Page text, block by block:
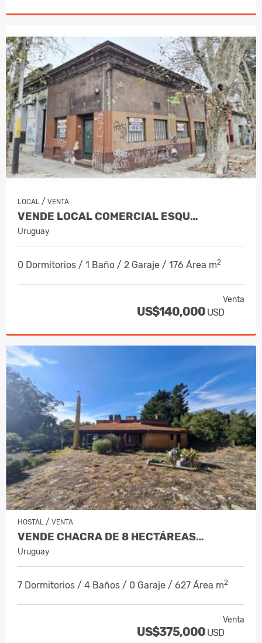
LOCAL / VENTA
VENDE LOCAL COMERCIAL ESQU…
Uruguay
0 Dormitorios / 1 Baño / 2 Garaje / 176 Área m2
Venta
US$140,000 USD
HOSTAL / VENTA
VENDE CHACRA DE 8 HECTÁREAS…
Uruguay
7 Dormitorios / 4 Baños / 0 Garaje / 627 Área m2
Venta
US$375,000 USD